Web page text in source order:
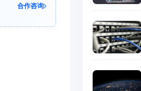
合作咨询